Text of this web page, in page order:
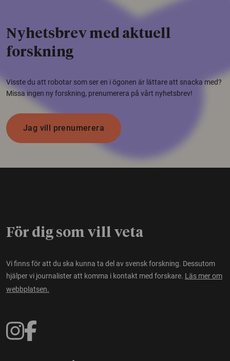
Nyhetsbrev med aktuell
forskning
Visste du att robotar som ser en i ögonen är lättare att snacka med?
Missa ingen ny forskning, prenumerera på vårt nyhetsbrev!
Jag vill prenumerera
För dig som vill veta
Vi finns för att du ska kunna ta del av svensk forskning. Dessutom
hjälper vi journalister att komma i kontakt med forskare. Läs mer om
webbplatsen.